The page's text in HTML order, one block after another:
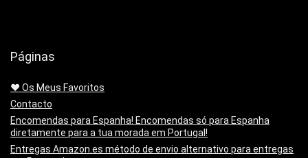
Páginas
❤️ Os Meus Favoritos
Contacto
Encomendas para Espanha! Encomendas só para Espanha
diretamente para a tua morada em Portugal!
Entregas Amazon.es método de envio alternativo para entregas